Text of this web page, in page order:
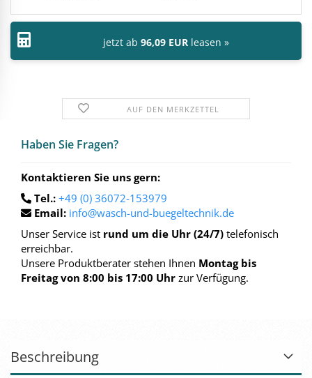
jetzt ab 96,09 EUR leasen »
AUF DEN MERKZETTEL
Haben Sie Fra­gen?
Kontaktieren Sie uns gern:
Tel.: +49 (0) 36072-153979
Email: info@wasch-und-buegeltechnik.de
Unser Service ist rund um die Uhr (24/7) telefonisch
erreichbar.
Unsere Produktberater stehen Ihnen Montag bis
Freitag von 8:00 bis 17:00 Uhr zur Verfügung.
Beschreibung